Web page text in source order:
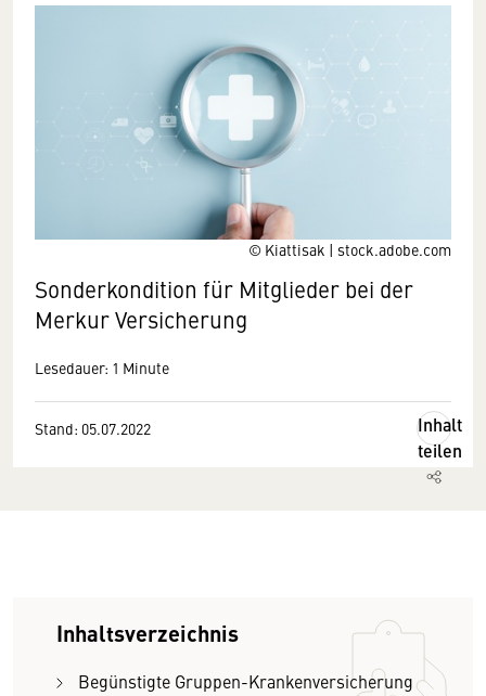
© Kiattisak | stock.adobe.com
Sonderkondition für Mitglieder bei der
Merkur Versicherung
Lesedauer: 1 Minute
Stand: 05.07.2022
Inhalt
teilen
Inhaltsverzeichnis
Begünstigte Gruppen-Krankenversicherung